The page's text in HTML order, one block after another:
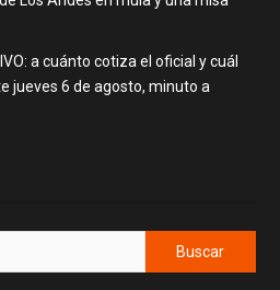
a cuánto cotiza el oficial y cuál
jueves 6 de agosto, minuto a